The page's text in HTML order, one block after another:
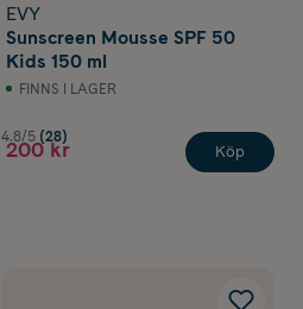
EVY
Sunscreen Mousse SPF 50
Kids 150 ml
FINNS I LAGER
4.8/5 (28)
200 kr Köp